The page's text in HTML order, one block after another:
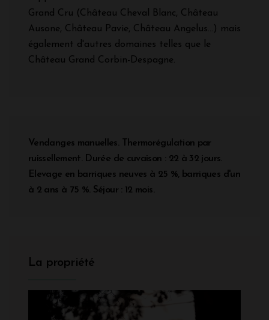
Grand Cru (Château Cheval Blanc, Château
Ausone, Château Pavie, Château Angelus...) mais
également d'autres domaines telles que le
Château Grand Corbin-Despagne.
Vendanges manuelles. Thermorégulation par
ruissellement. Durée de cuvaison : 22 à 32 jours.
Elevage en barriques neuves à 25 %, barriques d'un
à 2 ans à 75 %. Séjour : 12 mois.
La propriété